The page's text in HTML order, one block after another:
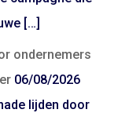
[…]
ondernemers
06/08/2026
lijden door